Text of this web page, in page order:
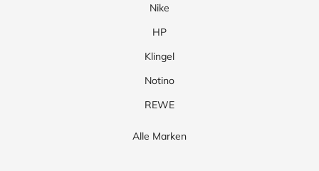
Nike
HP
Klingel
Notino
REWE
Alle Marken